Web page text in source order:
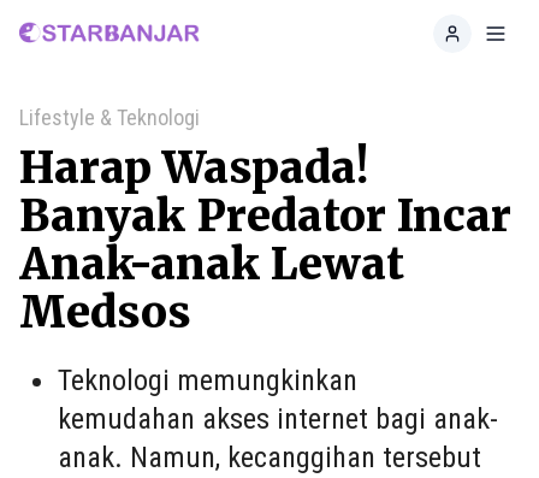
Home
Lifestyle & Teknologi
Harap Waspada!
Banyak Predator Incar
Anak-anak Lewat
Medsos
Teknologi memungkinkan
kemudahan akses internet bagi anak-
anak. Namun, kecanggihan tersebut